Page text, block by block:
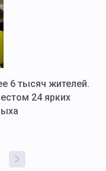
6 тысяч жителей.
24 ярких